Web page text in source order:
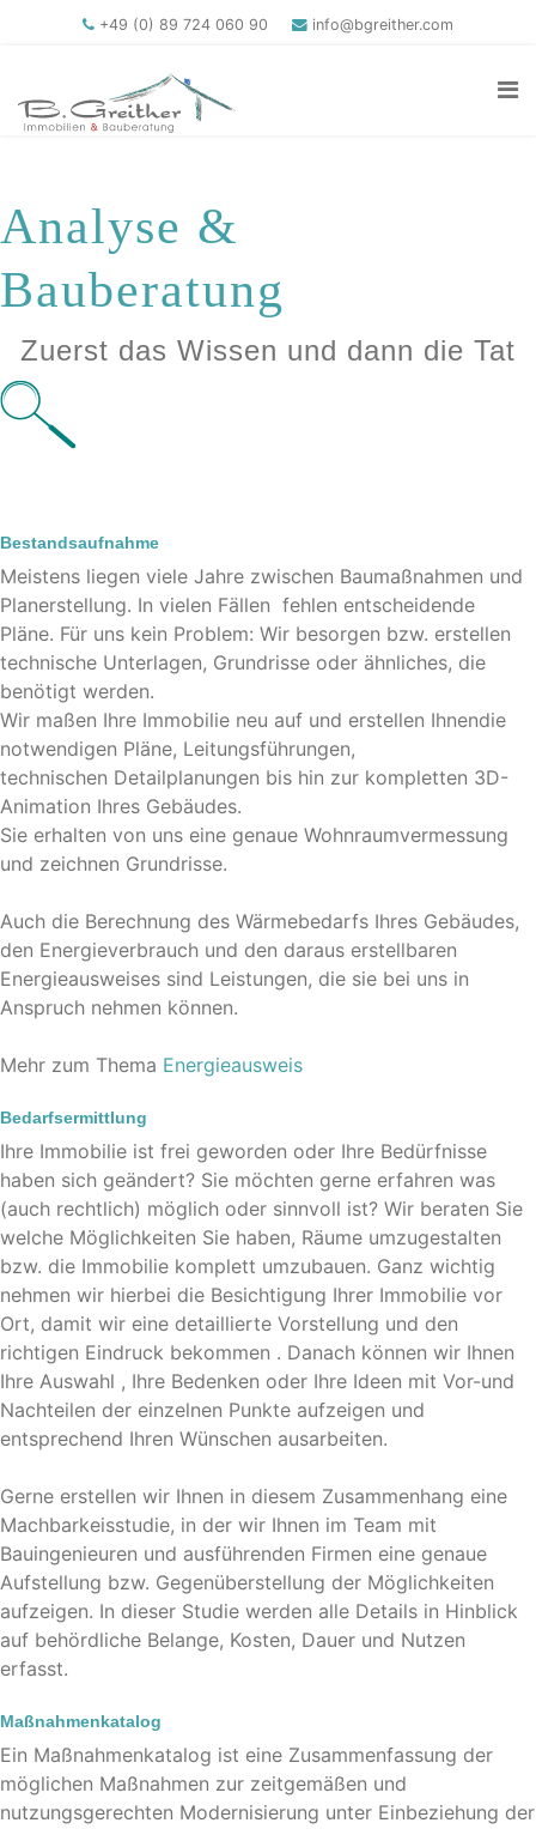
+49 (0) 89 724 060 90 info@bgreither.com
Analyse &
Bauberatung
Zuerst das Wissen und dann die Tat
Bestandsaufnahme
Meistens liegen viele Jahre zwischen Baumaßnahmen und
Planerstellung. In vielen Fällen fehlen entscheidende
Pläne. Für uns kein Problem: Wir besorgen bzw. erstellen
technische Unterlagen, Grundrisse oder ähnliches, die
benötigt werden.
Wir maßen Ihre Immobilie neu auf und erstellen Ihnendie
notwendigen Pläne, Leitungsführungen,
technischen Detailplanungen bis hin zur kompletten 3D-
Animation Ihres Gebäudes.
Sie erhalten von uns eine genaue Wohnraumvermessung
und zeichnen Grundrisse.
Auch die Berechnung des Wärmebedarfs Ihres Gebäudes,
den Energieverbrauch und den daraus erstellbaren
Energieausweises sind Leistungen, die sie bei uns in
Anspruch nehmen können.
Mehr zum Thema Energieausweis
Bedarfsermittlung
Ihre Immobilie ist frei geworden oder Ihre Bedürfnisse
haben sich geändert? Sie möchten gerne erfahren was
(auch rechtlich) möglich oder sinnvoll ist? Wir beraten Sie
welche Möglichkeiten Sie haben, Räume umzugestalten
bzw. die Immobilie komplett umzubauen. Ganz wichtig
nehmen wir hierbei die Besichtigung Ihrer Immobilie vor
Ort, damit wir eine detaillierte Vorstellung und den
richtigen Eindruck bekommen . Danach können wir Ihnen
Ihre Auswahl , Ihre Bedenken oder Ihre Ideen mit Vor-und
Nachteilen der einzelnen Punkte aufzeigen und
entsprechend Ihren Wünschen ausarbeiten.
Gerne erstellen wir Ihnen in diesem Zusammenhang eine
Machbarkeisstudie, in der wir Ihnen im Team mit
Bauingenieuren und ausführenden Firmen eine genaue
Aufstellung bzw. Gegenüberstellung der Möglichkeiten
aufzeigen. In dieser Studie werden alle Details in Hinblick
auf behördliche Belange, Kosten, Dauer und Nutzen
erfasst.
Maßnahmenkatalog
Ein Maßnahmenkatalog ist eine Zusammenfassung der
möglichen Maßnahmen zur zeitgemäßen und
nutzungsgerechten Modernisierung unter Einbeziehung der